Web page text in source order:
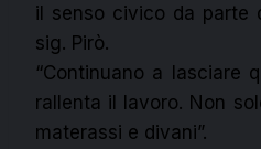
il senso civico da parte
sig. Pirò.
“Continuano a lasciare
rallenta il lavoro. Non
materassi e divani”.